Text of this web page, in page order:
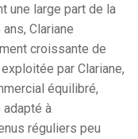
une large part de la
Clariane
croissante de
par Clariane,
équilibré,
adapté à
réguliers peu